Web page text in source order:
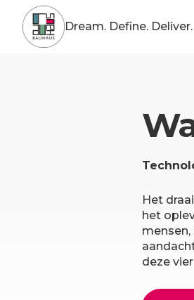
Dream. Define. Deliver.
Het
het
deze